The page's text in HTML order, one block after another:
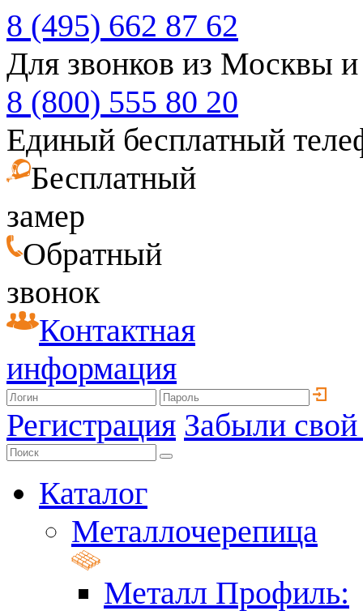
8 (495) 662 87 62
Для звонков из Москвы
8 (800) 555 80 20
Единый бесплатный
Бесплатный
замер
Обратный
звонок
Контактная
информация
Регистрация Забыли
Каталог
Металлочерепица
Металл Профиль: